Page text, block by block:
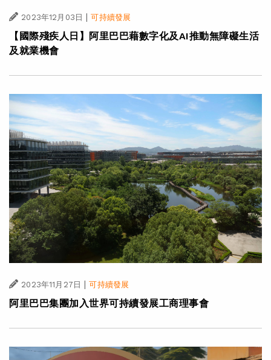
2023年12月03日 | 可持續發展
【國際殘疾人日】阿里巴巴藉數字化及AI推動無障礙生活
及就業機會
2023年11月27日 | 可持續發展
阿里巴巴集團加入世界可持續發展工商理事會